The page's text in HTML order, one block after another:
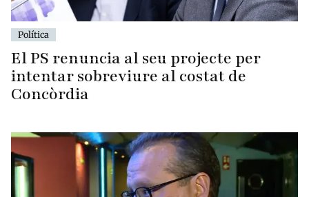
Política
El PS renuncia al seu projecte per
intentar sobreviure al costat de
Concòrdia